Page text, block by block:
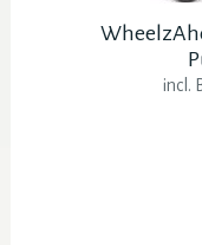
incl.